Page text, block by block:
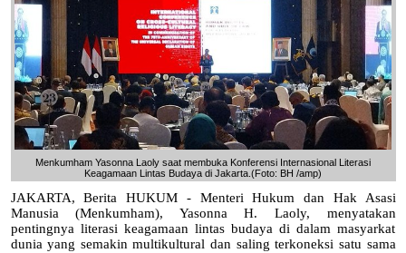
Menkumham Yasonna Laoly saat membuka Konferensi Internasional Literasi
Keagamaan Lintas Budaya di Jakarta.(Foto: BH /amp)
JAKARTA, Berita HUKUM - Menteri Hukum dan Hak Asasi
Manusia (Menkumham), Yasonna H. Laoly, menyatakan
pentingnya literasi keagamaan lintas budaya di dalam masyarkat
dunia yang semakin multikultural dan saling terkoneksi satu sama